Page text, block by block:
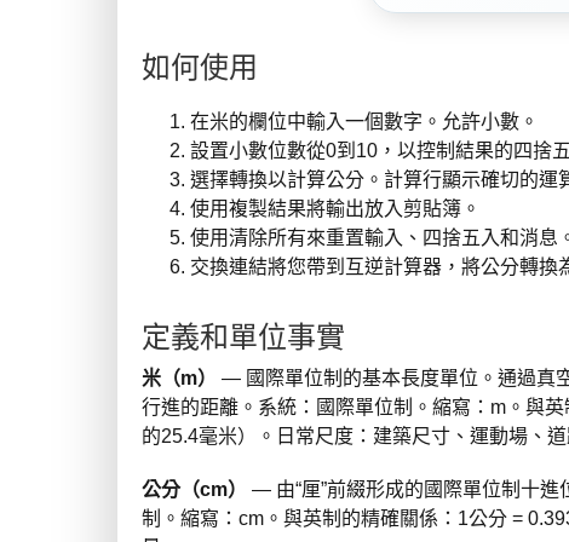
如何使用
在米的欄位中輸入一個數字。允許小數。
設置小數位數從0到10，以控制結果的四捨
選擇轉換以計算公分。計算行顯示確切的運
使用複製結果將輸出放入剪貼簿。
使用清除所有來重置輸入、四捨五入和消息
交換連結將您帶到互逆計算器，將公分轉換
定義和單位事實
米（m）
— 國際單位制的基本長度單位。通過真
行進的距離。系統：國際單位制。縮寫：m。與
的25.4毫米）。日常尺度：建築尺寸、運動場、道
公分（cm）
— 由“厘”前綴形成的國際單位制十
制。縮寫：cm。與英制的精確關係：1公分 =